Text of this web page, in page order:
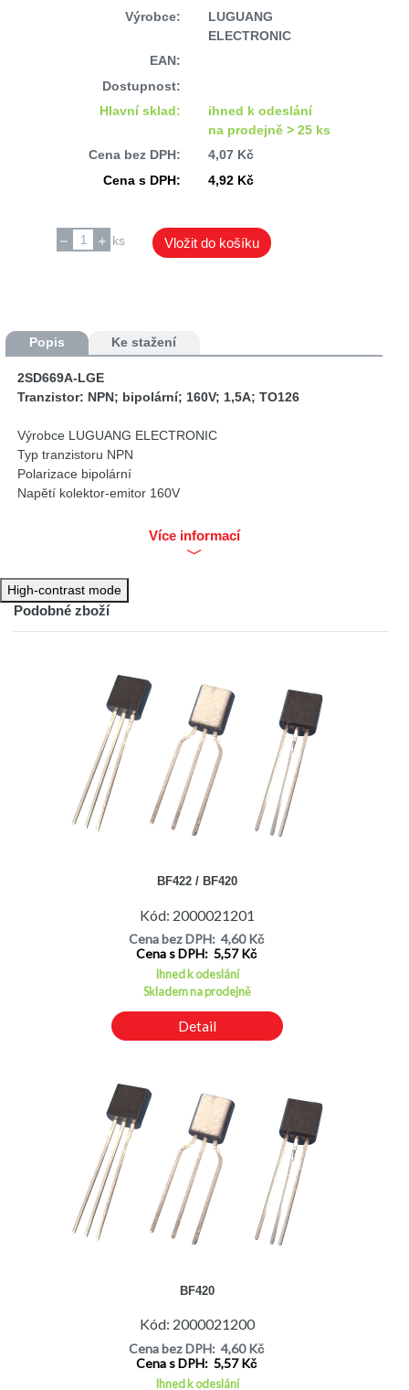
Výrobce:
LUGUANG
ELECTRONIC
EAN:
Dostupnost:
Hlavní sklad:
ihned k odeslání
na prodejně > 25 ks
Cena bez DPH:
4,07 Kč
Cena s DPH:
4,92 Kč
ks Vložit do košíku
Popis Ke stažení
2SD669A-LGE
Tranzistor: NPN; bipolární; 160V; 1,5A; TO126
Výrobce LUGUANG ELECTRONIC
Typ tranzistoru NPN
Polarizace bipolární
Napětí kolektor-emitor 160V
Více informací
High-contrast mode
Podobné zboží
BF422 / BF420
Kód: 2000021201
Cena bez DPH: 4,60 Kč
Cena s DPH: 5,57 Kč
Ihned k odeslání
Skladem na prodejně
Detail
BF420
Kód: 2000021200
Cena bez DPH: 4,60 Kč
Cena s DPH: 5,57 Kč
Ihned k odeslání